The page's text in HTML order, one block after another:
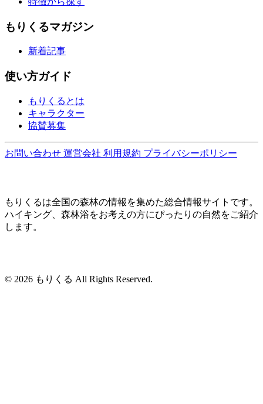
もりくるマガジン
新着記事
使い方ガイド
もりくるとは
キャラクター
協賛募集
お問い合わせ 運営会社 利用規約 プライバシーポリシー
もりくるは全国の森林の情報を集めた総合情報サイトです。
ハイキング、森林浴をお考えの方にぴったりの自然をご紹介
します。
© 2026 もりくる All Rights Reserved.